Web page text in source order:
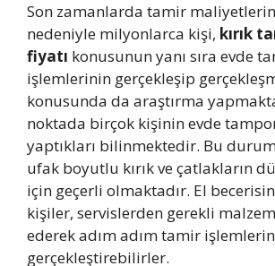
Son zamanlarda tamir
nedeniyle milyonlarca kişi, kırık
fiyatı konusunun yanı sıra evde
işlemlerinin gerçekleşip
konusunda da araştırma
noktada birçok kişinin evde
yaptıkları bilinmektedir. Bu
ufak boyutlu kırık ve çatlakların
için geçerli olmaktadır. El
kişiler, servislerden gerekli
ederek adım adım tamir
gerçekleştirebilirler.